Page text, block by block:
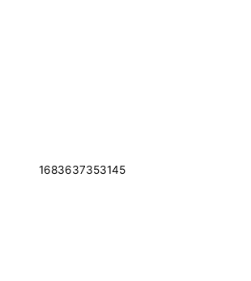
1683637353145